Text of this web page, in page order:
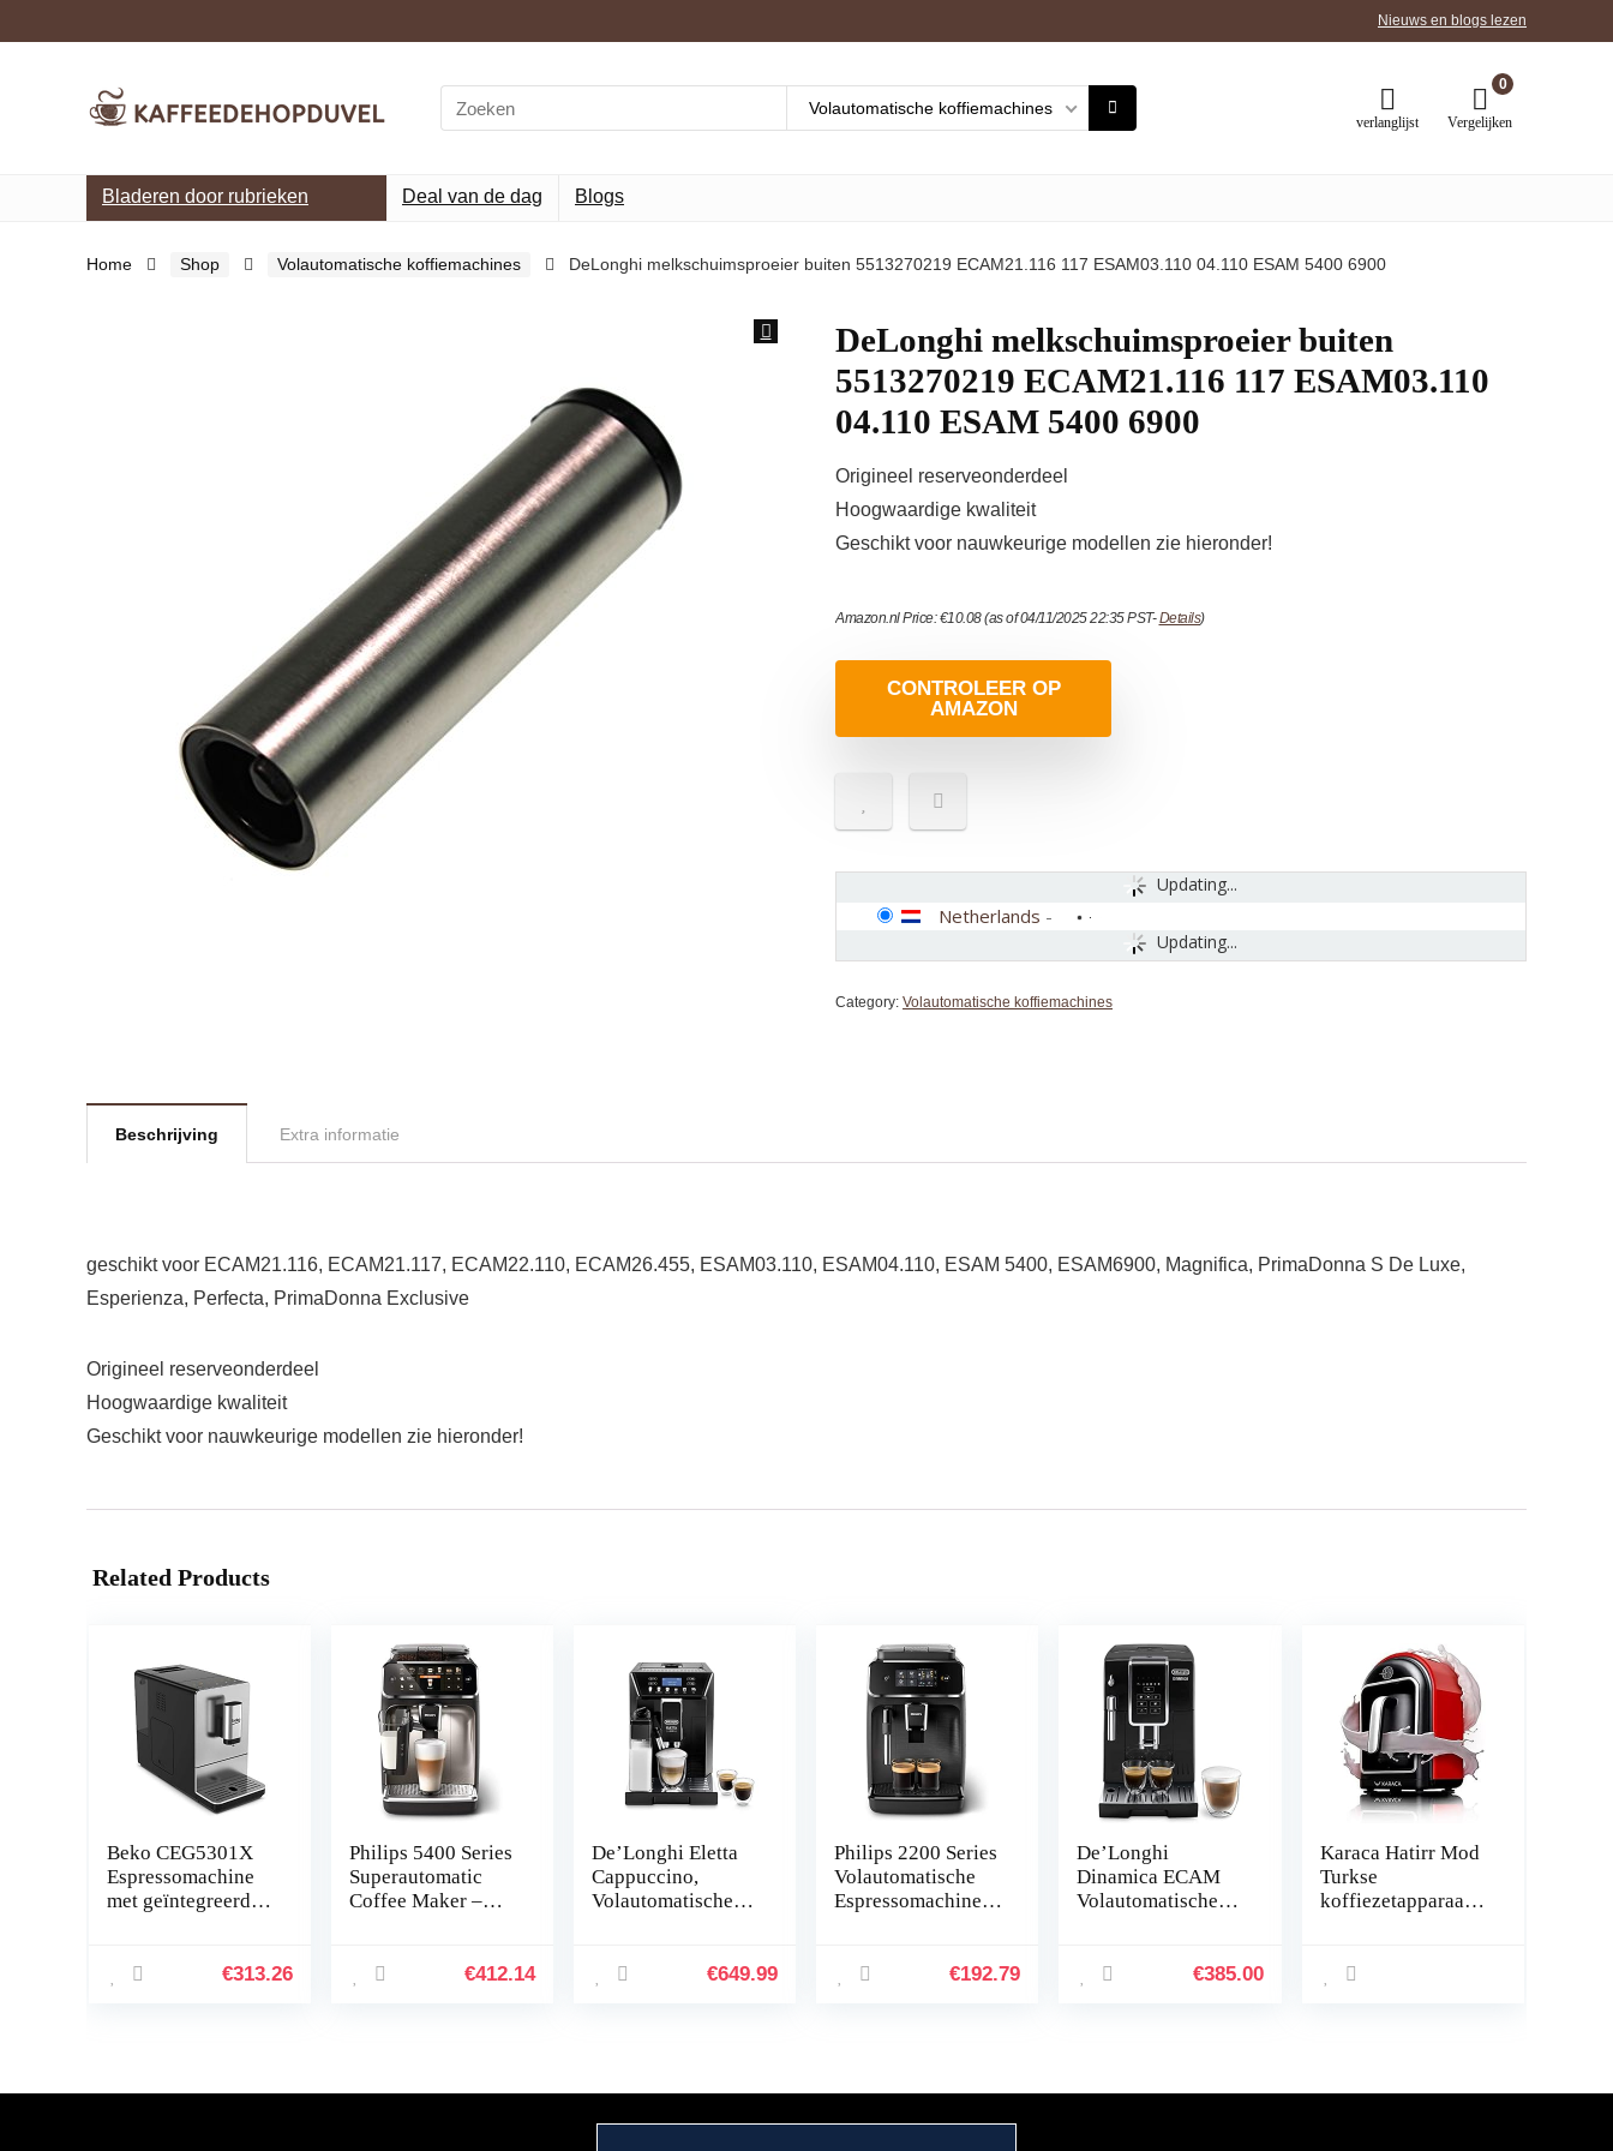
Nieuws en blogs lezen
Search
for:
Volautomatische koffiemachines
verlanglijst
0
Vergelijken
Bladeren door rubrieken Deal van de dag Blogs
Home Shop Volautomatische koffiemachines DeLonghi melkschuimsproeier buiten 5513270219 ECAM21.116 117 ESAM03.110 04.110 ESAM 5400 6900
DeLonghi melkschuimsproeier buiten
5513270219 ECAM21.116 117 ESAM03.110
04.110 ESAM 5400 6900
Origineel reserveonderdeel
Hoogwaardige kwaliteit
Geschikt voor nauwkeurige modellen zie hieronder!
Amazon.nl Price:€10.08(as of 04/11/2025 22:35 PST-Details)
CONTROLEER OP
AMAZON
Updating...
Updating...
Netherlands -
Category: Volautomatische koffiemachines
Beschrijving Extra informatie
geschikt voor ECAM21.116, ECAM21.117, ECAM22.110, ECAM26.455, ESAM03.110, ESAM04.110, ESAM 5400, ESAM6900, Magnifica, PrimaDonna S De Luxe,
Esperienza, Perfecta, PrimaDonna Exclusive
Origineel reserveonderdeel
Hoogwaardige kwaliteit
Geschikt voor nauwkeurige modellen zie hieronder!
Related Products
Beko CEG5301X
Espressomachine
met geïntegreerde
€313.26
Philips 5400 Series
Superautomatic
Coffee Maker –
Varieties, Intuitive
€412.14
De’Longhi Eletta
Cappuccino,
Volautomatische
Koffiezetapparaat,
€649.99
Philips 2200 Series
Volautomatische
Espressomachine –
Melkopschuimer,
€192.79
De’Longhi
Dinamica ECAM
Volautomatische
2-Kops Functie,
€385.00
Karaca Hatirr Mod
Turkse
koffiezetapparaat,
achine, 735 W,
gssysteem, Turkse